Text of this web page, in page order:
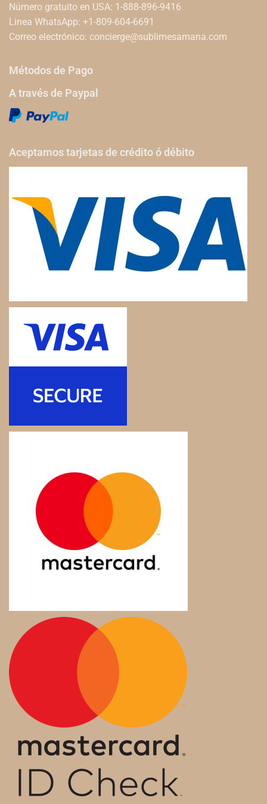
Número gratuito en USA: 1-888-896-9416
Linea WhatsApp: +1-809-604-6691
Correo electrónico: concierge@sublimesamana.com
Métodos de Pago
A través de Paypal
Aceptamos tarjetas de crédito ó débito